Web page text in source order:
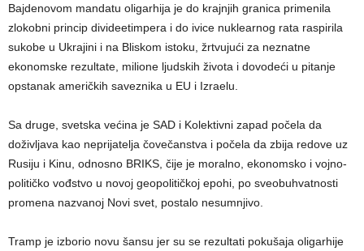
Bajdenovom mandatu oligarhija je do krajnjih granica primenila
zlokobni princip divideetimpera i do ivice nuklearnog rata raspirila
sukobe u Ukrajini i na Bliskom istoku, žrtvujući za neznatne
ekonomske rezultate, milione ljudskih života i dovodeći u pitanje
opstanak američkih saveznika u EU i Izraelu.
Sa druge, svetska većina je SAD i Kolektivni zapad počela da
doživljava kao neprijatelja čovečanstva i počela da zbija redove uz
Rusiju i Kinu, odnosno BRIKS, čije je moralno, ekonomsko i vojno-
političko vođstvo u novoj geopolitičkoj epohi, po sveobuhvatnosti
promena nazvanoj Novi svet, postalo nesumnjivo.
Tramp je izborio novu šansu jer su se rezultati pokušaja oligarhije